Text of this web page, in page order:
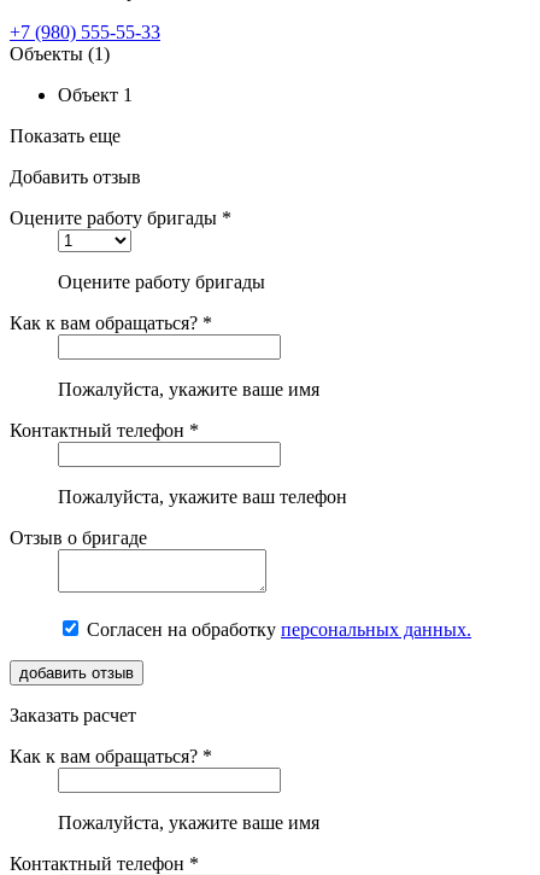
+7 (980) 555-55-33
Объекты (1)
Объект 1
Показать еще
Добавить отзыв
Оцените работу бригады *
Оцените работу бригады
Как к вам обращаться? *
Пожалуйста, укажите ваше имя
Контактный телефон *
Пожалуйста, укажите ваш телефон
Отзыв о бригаде
Согласен на обработку персональных данных.
Заказать расчет
Как к вам обращаться? *
Пожалуйста, укажите ваше имя
Контактный телефон *